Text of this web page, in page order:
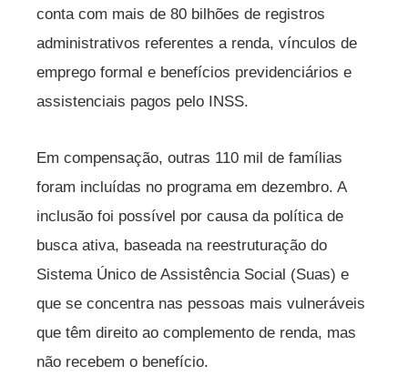
conta com mais de 80 bilhões de registros
administrativos referentes a renda, vínculos de
emprego formal e benefícios previdenciários e
assistenciais pagos pelo INSS.
Em compensação, outras 110 mil de famílias
foram incluídas no programa em dezembro. A
inclusão foi possível por causa da política de
busca ativa, baseada na reestruturação do
Sistema Único de Assistência Social (Suas) e
que se concentra nas pessoas mais vulneráveis
que têm direito ao complemento de renda, mas
não recebem o benefício.